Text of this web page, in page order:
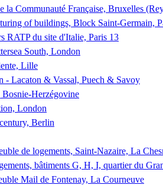
la Communauté Française, Bruxelles
of buildings, Block Saint-Germain,
RATP du site d'Italie, Paris 13
South, London
Lille
- Lacaton & Vassal, Puech & Savoy
Herzégovine
London
Berlin
de logements, Saint-Nazaire, La
bâtiments G, H, I, quartier du
Mail de Fontenay, La Courneuve